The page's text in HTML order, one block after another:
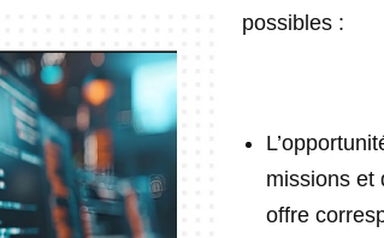
possibles :
missions et
offre